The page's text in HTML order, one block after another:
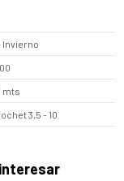
Invierno
mts
3,5 - 10